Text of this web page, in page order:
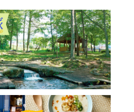
温泉・スパ その他施設 ごはん